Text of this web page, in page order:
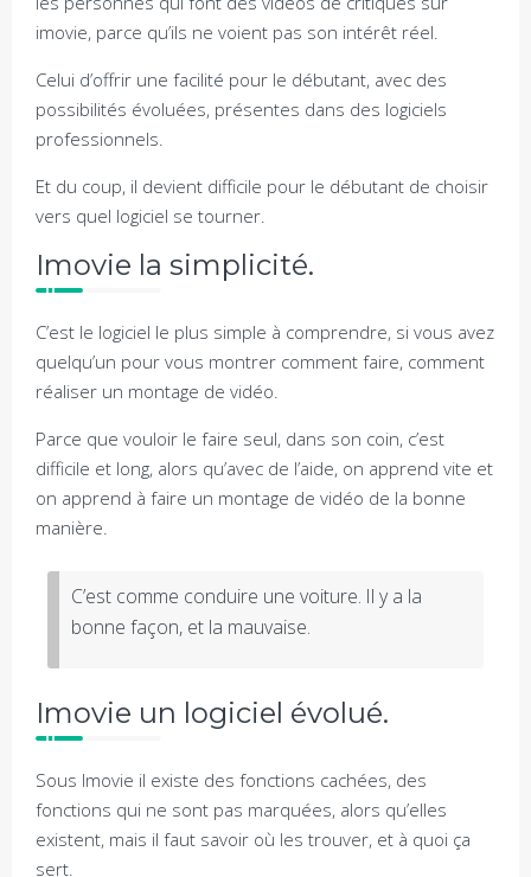
imovie, parce qu’ils ne voient pas son intérêt réel.
Celui d’offrir une facilité pour le débutant, avec des
possibilités évoluées, présentes dans des logiciels
professionnels.
Et du coup, il devient difficile pour le débutant de choisir
vers quel logiciel se tourner.
Imovie la simplicité.
C’est le logiciel le plus simple à comprendre, si vous avez
quelqu’un pour vous montrer comment faire, comment
réaliser un montage de vidéo.
Parce que vouloir le faire seul, dans son coin, c’est
difficile et long, alors qu’avec de l’aide, on apprend vite et
on apprend à faire un montage de vidéo de la bonne
manière.
C’est comme conduire une voiture. Il y a la
bonne façon, et la mauvaise.
Imovie un logiciel évolué.
Sous Imovie il existe des fonctions cachées, des
fonctions qui ne sont pas marquées, alors qu’elles
existent, mais il faut savoir où les trouver, et à quoi ça
sert.